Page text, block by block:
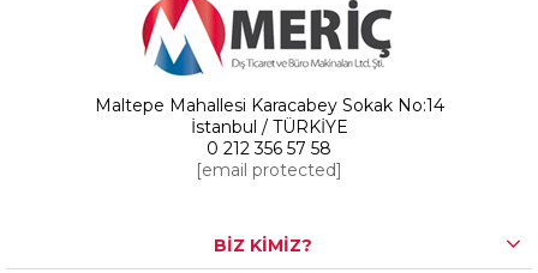
Maltepe Mahallesi Karacabey Sokak No:14
İstanbul / TÜRKİYE
0 212 356 57 58
[email protected]
BİZ KİMİZ?